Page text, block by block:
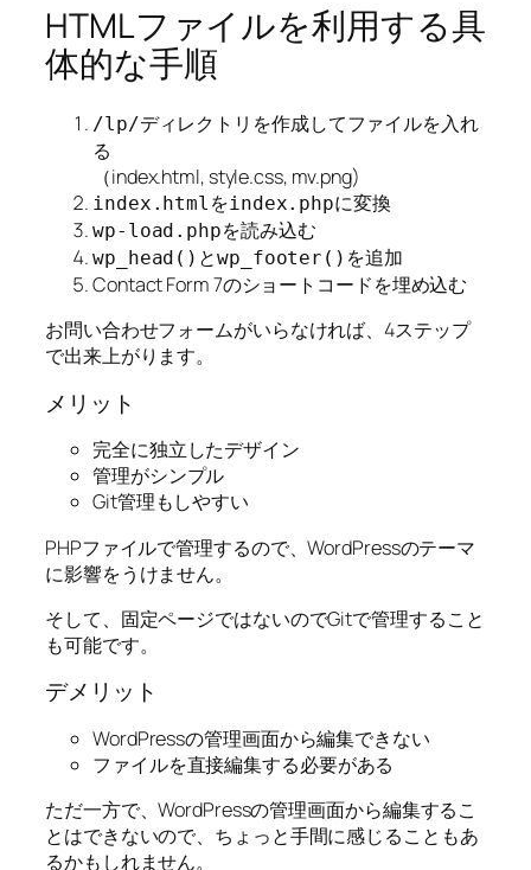
HTMLファイルを利用する具
体的な手順
/lp/ディレクトリを作成してファイルを入れ
る
（index.html, style.css, mv.png)
index.html をindex.phpに変換
wp-load.phpを読み込む
wp_head() とwp_footer() を追加
Contact Form 7のショートコードを埋め込む
お問い合わせフォームがいらなければ、4ステップ
で出来上がります。
メリット
完全に独立したデザイン
管理がシンプル
Git管理もしやすい
PHPファイルで管理するので、WordPressのテーマ
に影響をうけません。
そして、固定ページではないのでGitで管理すること
も可能です。
デメリット
WordPressの管理画面から編集できない
ファイルを直接編集する必要がある
ただ一方で、WordPressの管理画面から編集するこ
とはできないので、ちょっと手間に感じることもあ
るかもしれません。